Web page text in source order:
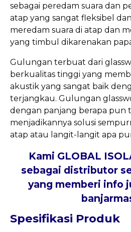
sebagai peredam suara dan
atap yang sangat fleksibel
meredam suara di atap dan
yang timbul dikarenakan
Gulungan terbuat dari
berkualitas tinggi yang
akustik yang sangat baik
terjangkau. Gulungan
dengan panjang berapa pun
menjadikannya solusi
atap atau langit-langit apa
Kami GLOBAL
sebagai distributor
yang memberi info
Spesifikasi Produk